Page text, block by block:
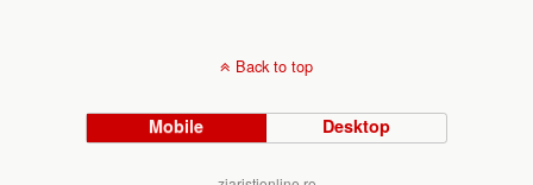
Back to top
Mobile Desktop